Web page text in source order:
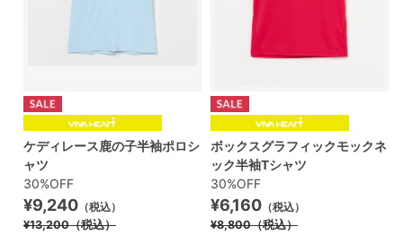
ケディレース鹿の子半袖ポロシ
ャツ
30%OFF
¥9,240 （税込）
¥13,200（税込）
ボックスグラフィックモックネ
ック半袖Tシャツ
30%OFF
¥6,160 （税込）
¥8,800（税込）